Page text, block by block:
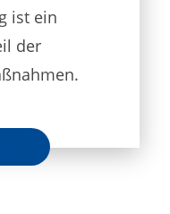
ist ein
der